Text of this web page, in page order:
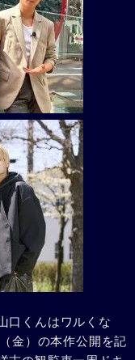
口くんはワルくな
金）の本作公開を記